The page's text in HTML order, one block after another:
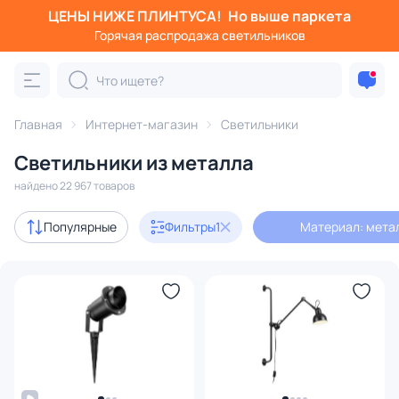
ЦЕНЫ НИЖЕ ПЛИНТУСА! Но выше паркета
Горячая распродажа светильников
Главная Интернет-магазин Светильники
Светильники из металла
найдено 22 967 товаров
Популярные Фильтры1 Материал:
Фильтры
Категория:
Люстры Подвесные светильники
Акции 2127
18099
Бренд